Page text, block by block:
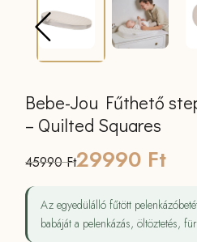
Bebe-Jou Fűthető
– Quilted Squares
45990Ft
Original
price
was:
29990 Ft
Current
price
is:
Az egyedülálló fűtött
babáját a pelenkázás, öltöztetés,